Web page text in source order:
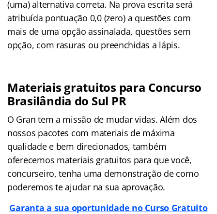
(uma) alternativa correta. Na prova escrita será
atribuída pontuação 0,0 (zero) a questões com
mais de uma opção assinalada, questões sem
opção, com rasuras ou preenchidas a lápis.
Materiais gratuitos para Concurso
Brasilândia do Sul PR
O Gran tem a missão de mudar vidas. Além dos
nossos pacotes com materiais de máxima
qualidade e bem direcionados, também
oferecemos materiais gratuitos para que você,
concurseiro, tenha uma demonstração de como
poderemos te ajudar na sua aprovação.
Garanta a sua oportunidade no Curso Gratuito